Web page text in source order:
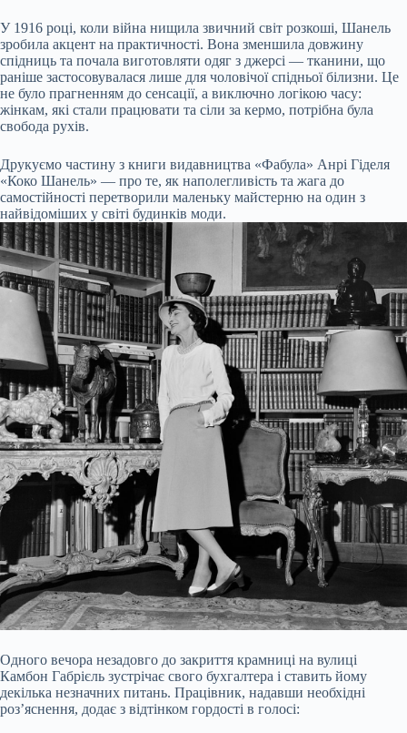
У 1916 році, коли війна нищила звичний світ розкоші, Шанель
зробила акцент на практичності. Вона зменшила довжину
спідниць та почала виготовляти одяг з джерсі — тканини, що
раніше застосовувалася лише для чоловічої спідньої білизни. Це
не було прагненням до сенсації, а виключно логікою часу:
жінкам, які стали працювати та сіли за кермо, потрібна була
свобода рухів.
Друкуємо частину з книги видавництва «Фабула» Анрі Гіделя
«Коко Шанель» — про те, як наполегливість та жага до
самостійності перетворили маленьку майстерню на один з
найвідоміших у світі будинків моди.
Одного вечора незадовго до закриття крамниці на вулиці
Камбон Габрієль зустрічає свого бухгалтера і ставить йому
декілька незначних питань. Працівник, надавши необхідні
роз’яснення, додає з відтінком гордості в голосі: